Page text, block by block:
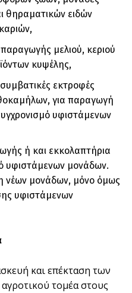
θηραµατικών ειδών
µελιού, κεριού
κυψέλης,
εκτροφές
για παραγωγή
υφιστάµενων
ή και εκκολαπτήρια
υφιστάµενων µονάδων.
νέων µονάδων, µόνο όµως
υφιστάµενων
και επέκταση των
τοµέα στους